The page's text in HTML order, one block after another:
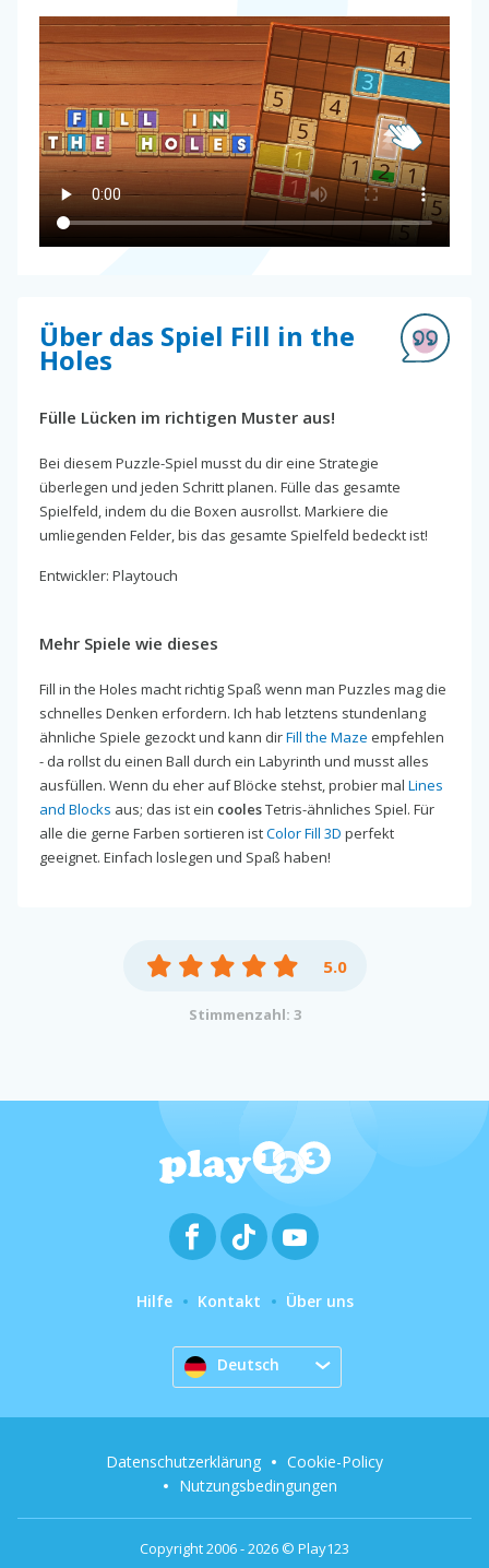
Über das Spiel Fill in the
Holes
Fülle Lücken im richtigen Muster aus!
Bei diesem Puzzle-Spiel musst du dir eine Strategie
überlegen und jeden Schritt planen. Fülle das gesamte
Spielfeld, indem du die Boxen ausrollst. Markiere die
umliegenden Felder, bis das gesamte Spielfeld bedeckt ist!
Entwickler: Playtouch
Mehr Spiele wie dieses
Fill in the Holes macht richtig Spaß wenn man Puzzles mag die
schnelles Denken erfordern. Ich hab letztens stundenlang
ähnliche Spiele gezockt und kann dirFill the Maze empfehlen
- da rollst du einen Ball durch ein Labyrinth und musst alles
ausfüllen. Wenn du eher auf Blöcke stehst, probier mal Lines
and Blocks aus; das ist ein coolesTetris-ähnliches Spiel. Für
alle die gerne Farben sortieren istColor Fill 3D perfekt
geeignet. Einfach loslegen und Spaß haben!
5.0
Stimmenzahl: 3
Hilfe Kontakt Über uns
Deutsch
Copyright 2006 - 2026 © Play123
Datenschutzerklärung
Cookie-Policy
Nutzungsbedingungen